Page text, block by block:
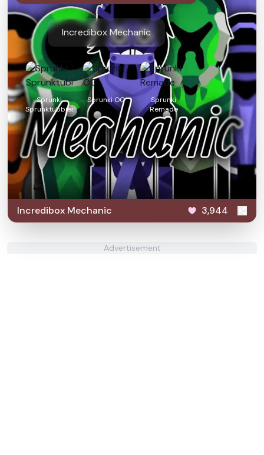
Incredibox Mechanic
Sprunki
Sprunktubbies
Sprunki OC
Sprunki
Remade
Incredibox Mechanic 3,944
Advertisement